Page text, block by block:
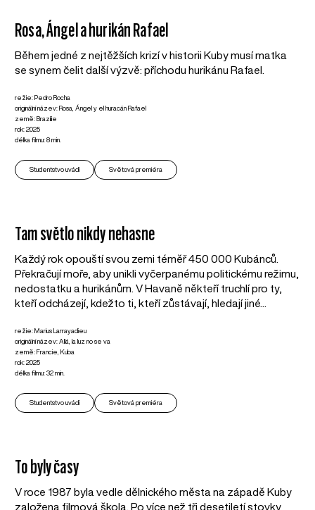
Rosa, Ángel a hurikán Rafael
Během jedné z nejtěžších krizí v historii Kuby musí matka
se synem čelit další výzvě: příchodu hurikánu Rafael.
režie: Pedro Rocha
originální název: Rosa, Ángel y el huracán Rafael
země: Brazílie
rok: 2025
délka filmu: 8 min.
Studentstvo uvádí Světová premiéra
Tam světlo nikdy nehasne
Každý rok opouští svou zemi téměř 450 000 Kubánců.
Překračují moře, aby unikli vyčerpanému politickému režimu,
nedostatku a hurikánům. V Havaně někteří truchlí pro ty,
kteří odcházejí, kdežto ti, kteří zůstávají, hledají jiné...
režie: Marius Larrayadieu
originální název: Allá, la luz no se va
země: Francie, Kuba
rok: 2025
délka filmu: 32 min.
Studentstvo uvádí Světová premiéra
To byly časy
V roce 1987 byla vedle dělnického města na západě Kuby
založena filmová škola. Po více než tři desetiletí stovky